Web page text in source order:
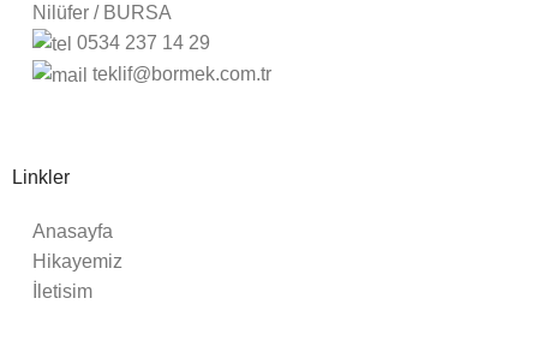
Nilüfer / BURSA
0534 237 14 29
teklif@bormek.com.tr
Linkler
Anasayfa
Hikayemiz
İletisim